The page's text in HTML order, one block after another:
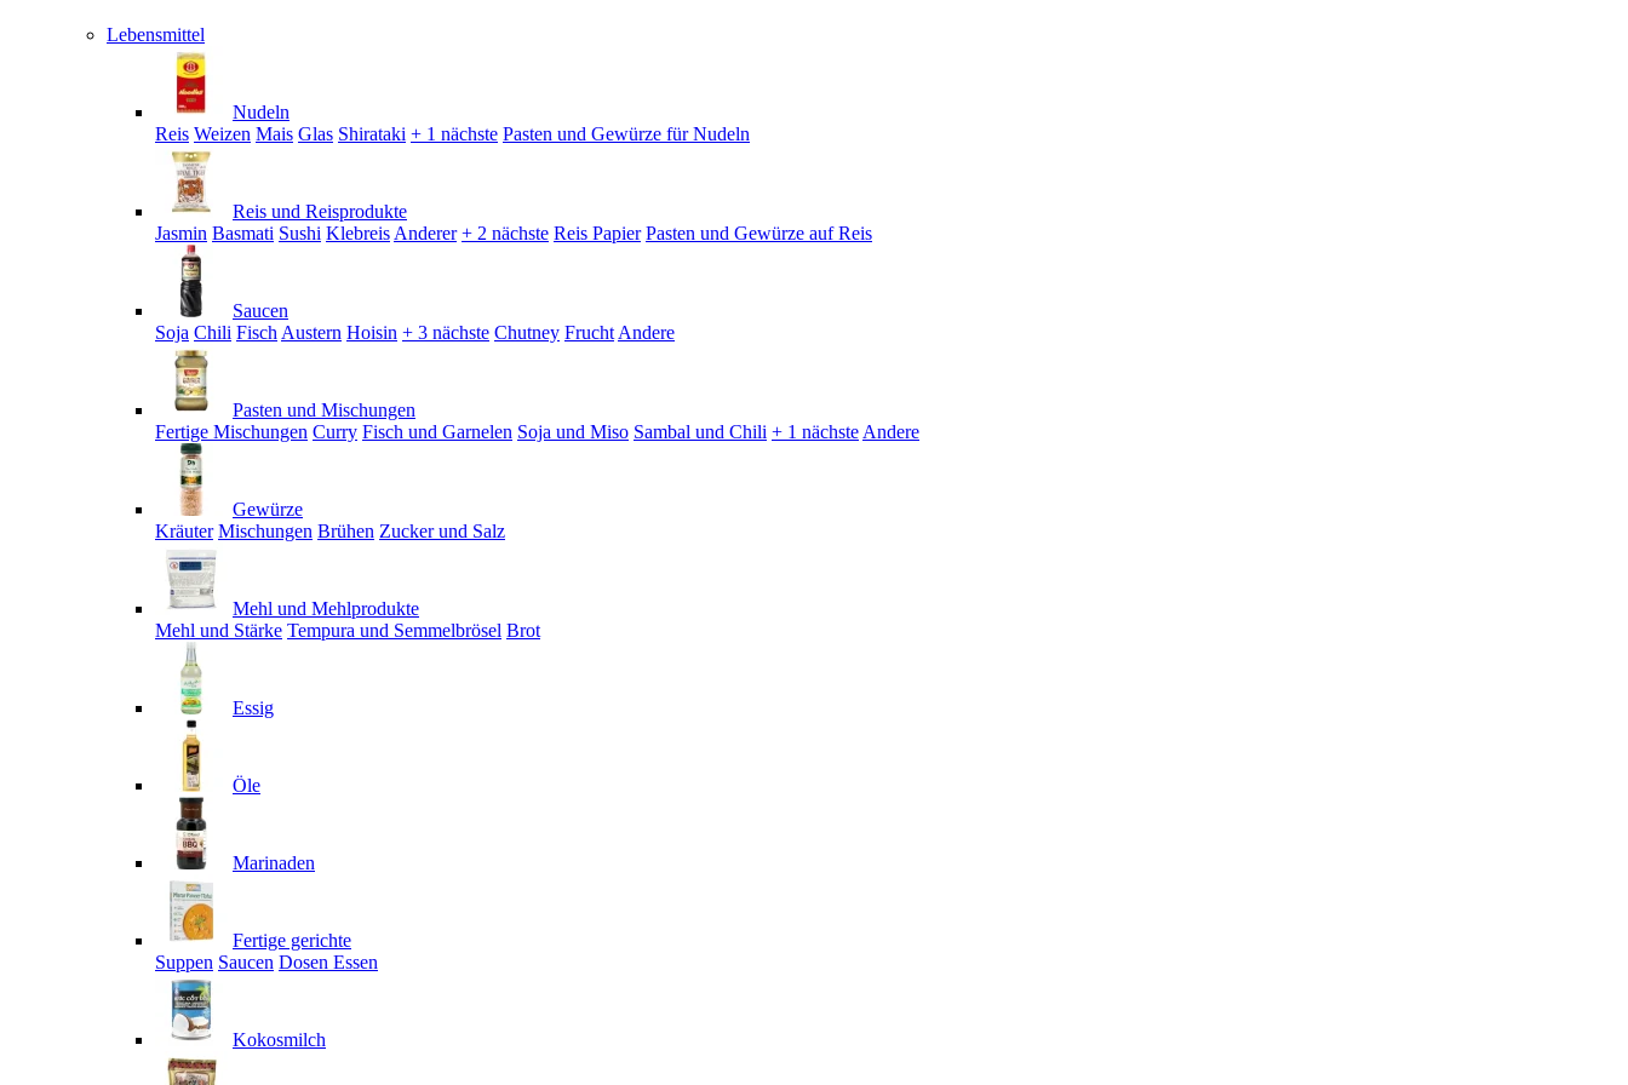
Lebensmittel
Nudeln
Reis Weizen Mais Glas Shirataki + 1 nächste Pasten und Gewürze für Nudeln
Reis und Reisprodukte
Jasmin Basmati Sushi Klebreis Anderer + 2 nächste Reis Papier Pasten und Gewürze auf Reis
Saucen
Soja Chili Fisch Austern Hoisin + 3 nächste Chutney Frucht Andere
Pasten und Mischungen
Fertige Mischungen Curry Fisch und Garnelen Soja und Miso Sambal und Chili + 1 nächste Andere
Gewürze
Kräuter Mischungen Brühen Zucker und Salz
Mehl und Mehlprodukte
Mehl und Stärke Tempura und Semmelbrösel Brot
Essig
Öle
Marinaden
Fertige gerichte
Suppen Saucen Dosen Essen
Kokosmilch